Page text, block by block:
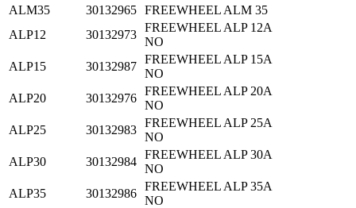
ALM35
30132965 FREEWHEEL ALM 35
ALP12
30132973
FREEWHEEL ALP 12A
NO
ALP15
30132987
FREEWHEEL ALP 15A
NO
ALP20
30132976
FREEWHEEL ALP 20A
NO
ALP25
30132983
FREEWHEEL ALP 25A
NO
ALP30
30132984
FREEWHEEL ALP 30A
NO
ALP35
30132986
FREEWHEEL ALP 35A
NO